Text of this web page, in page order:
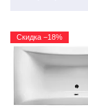
Скидка −18%